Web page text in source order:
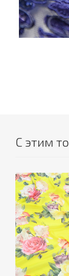
С этим